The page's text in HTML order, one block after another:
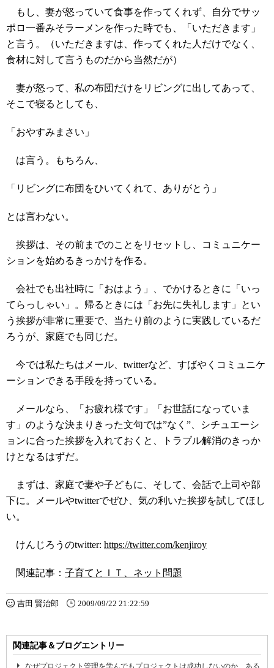
もし、妻が怒っていて食事を作ってくれず、自分でサッ
ポロ一番みそラーメンを作った時でも、「いただきます」
と言う。（いただきますは、作ってくれた人だけでなく、
食材に対して言うものだから当然だが）
妻が怒って、私の布団だけをリビングに出してあって、
そこで寝るとしても、
「おやすみまさい」
は言う。もちろん、
「リビングに布団をひいてくれて、ありがとう」
とは言わない。
挨拶は、その前までのことをリセットし、コミュニケー
ションを始めるきっかけを作る。
会社でも出社時に「おはよう」、でかけるときに「いっ
てらっしゃい」。帰るときには「お先に失礼します」とい
う挨拶が非常に重要で、当たり前のように実践しているだ
ろうが、家庭でも同じだ。
今では私たちはメール、twitterなど、すばやくコミュニケ
ーションできる手段を持っている。
メールなら、「お疲れ様です」「お世話になっていま
す」のような決まりきった文句では”なく”、シチュエーシ
ョンに合った挨拶を入れておくと、トラブル解消のきっか
けとなるはずだ。
まずは、家庭で妻や子どもに、そして、会話で上司や部
下に。メールやtwitterでぜひ、気の利いた挨拶を試してほし
い。
けんじろうのtwitter: https://twitter.com/kenjiroy
関連記事： 子育てとＩＴ、ネット問題
吉田 賢治郎 2009/09/22 21:22:59
関連記事＆ブログエントリー
なぜプロジェクト管理を学んでもプロジェクトは成功しないのか、ある